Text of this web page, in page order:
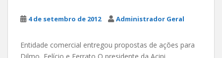
4 de setembro de 2012 Administrador Geral
Entidade comercial entregou propostas de ações para